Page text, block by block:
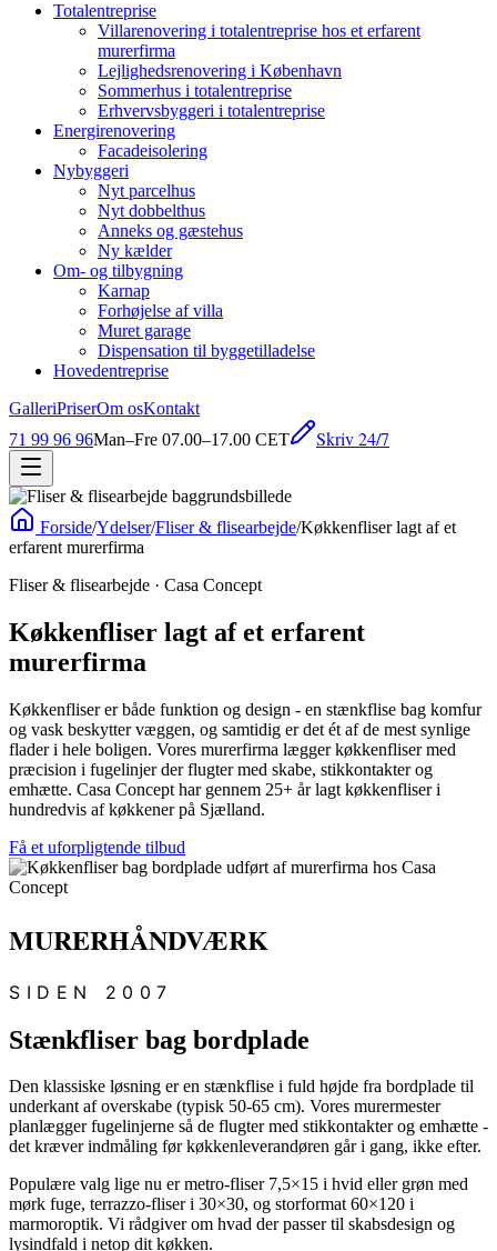
Totalentreprise
Villarenovering i totalentreprise hos et erfarent
murerfirma
Lejlighedsrenovering i København
Sommerhus i totalentreprise
Erhvervsbyggeri i totalentreprise
Energirenovering
Facadeisolering
Nybyggeri
Nyt parcelhus
Nyt dobbelthus
Anneks og gæstehus
Ny kælder
Om- og tilbygning
Karnap
Forhøjelse af villa
Muret garage
Dispensation til byggetilladelse
Hovedentreprise
GalleriPriserOm osKontakt
71 99 96 96Man–Fre 07.00–17.00 CET Skriv 24/7
Forside/Ydelser/Fliser & flisearbejde/Køkkenfliser lagt af et
erfarent murerfirma
Fliser & flisearbejde · Casa Concept
Køkkenfliser lagt af et erfarent
murerfirma
Køkkenfliser er både funktion og design - en stænkflise bag komfur
og vask beskytter væggen, og samtidig er det ét af de mest synlige
flader i hele boligen. Vores murerfirma lægger køkkenfliser med
præcision i fugelinjer der flugter med skabe, stikkontakter og
emhætte. Casa Concept har gennem 25+ år lagt køkkenfliser i
hundredvis af køkkener på Sjælland.
Få et uforpligtende tilbud
MURERHÅNDVÆRK
SIDEN 2007
Stænkfliser bag bordplade
Den klassiske løsning er en stænkflise i fuld højde fra bordplade til
underkant af overskabe (typisk 50-65 cm). Vores murermester
planlægger fugelinjerne så de flugter med stikkontakter og emhætte -
det kræver indmåling før køkkenleverandøren går i gang, ikke efter.
Populære valg lige nu er metro-fliser 7,5×15 i hvid eller grøn med
mørk fuge, terrazzo-fliser i 30×30, og storformat 60×120 i
marmoroptik. Vi rådgiver om hvad der passer til skabsdesign og
lysindfald i netop dit køkken.